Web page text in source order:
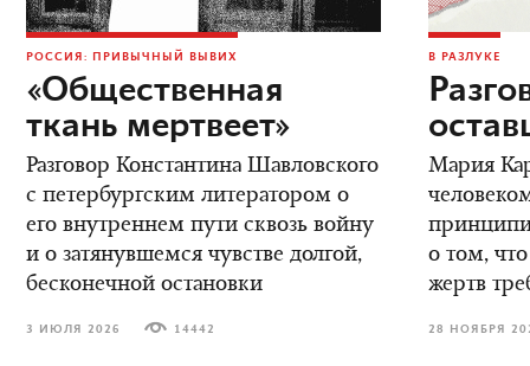
РОССИЯ: ПРИВЫЧНЫЙ ВЫВИХ
«Общественная
ткань мертвеет»
Разговор Константина Шавловского
с петербургским литератором о
его внутреннем пути сквозь войну
и о затянувшемся чувстве долгой,
бесконечной остановки
3 ИЮЛЯ 2026 14442
В РАЗЛУКЕ
Мария
о том,
жертв
28 НОЯБРЯ